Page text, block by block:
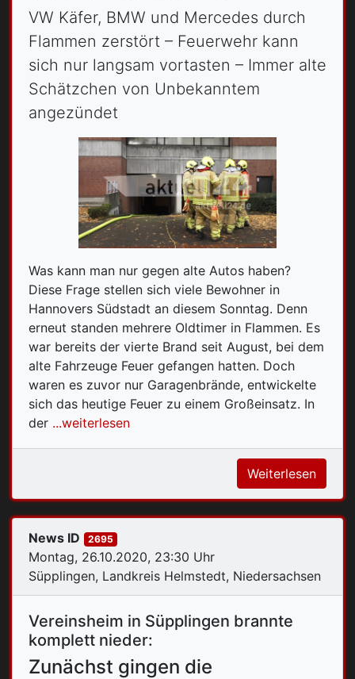
VW Käfer, BMW und Mercedes durch
Flammen zerstört – Feuerwehr kann
sich nur langsam vortasten – Immer alte
Schätzchen von Unbekanntem
angezündet
Was kann man nur gegen alte Autos haben?
Diese Frage stellen sich viele Bewohner in
Hannovers Südstadt an diesem Sonntag. Denn
erneut standen mehrere Oldtimer in Flammen. Es
war bereits der vierte Brand seit August, bei dem
alte Fahrzeuge Feuer gefangen hatten. Doch
waren es zuvor nur Garagenbrände, entwickelte
sich das heutige Feuer zu einem Großeinsatz. In
der ...weiterlesen
Weiterlesen
Montag, 26.10.2020, 23:30 Uhr
Süpplingen, Landkreis Helmstedt, Niedersachsen
News ID 2695
Vereinsheim in Süpplingen brannte
komplett nieder:
Zunächst gingen die